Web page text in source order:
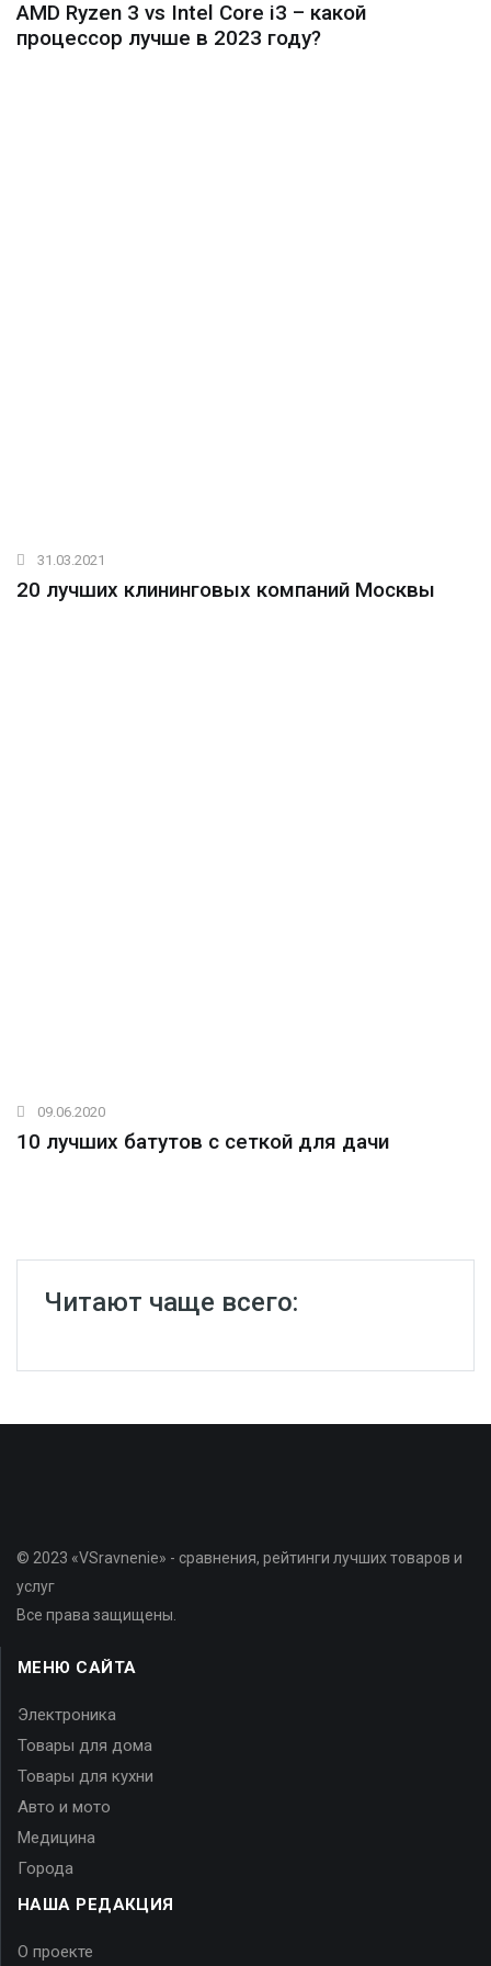
AMD Ryzen 3 vs Intel Core i3 – какой
процессор лучше в 2023 году?
31.03.2021
20 лучших клининговых компаний Москвы
09.06.2020
10 лучших батутов с сеткой для дачи
Читают чаще всего:
© 2023 «VSravnenie» - сравнения, рейтинги лучших товаров и
услуг
Все права защищены.
МЕНЮ САЙТА
Электроника
Товары для дома
Товары для кухни
Авто и мото
Медицина
Города
НАША РЕДАКЦИЯ
О проекте